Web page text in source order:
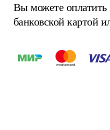
Вы можете оплатить
банковской картой